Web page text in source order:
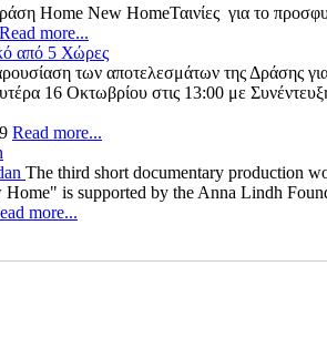
Home New HomeΤαινίες για το
Read more...
από 5 Χώρες
των αποτελεσμάτων της Δράσης
16 Οκτωβρίου στις 13:00 με
Read more...
The third short documentary production
is supported by the Anna Lindh
more...